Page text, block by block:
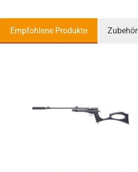
Empfohlene Produkte Zubehör